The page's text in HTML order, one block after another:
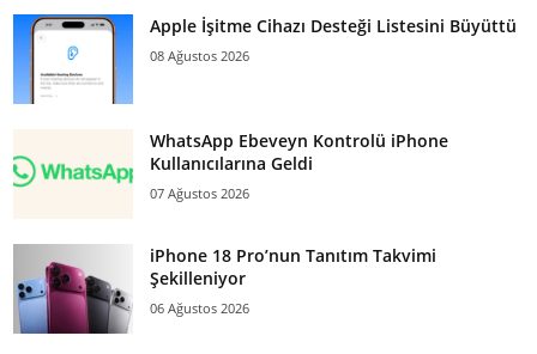
Apple İşitme Cihazı Desteği Listesini Büyüttü
08 Ağustos 2026
WhatsApp Ebeveyn Kontrolü iPhone
Kullanıcılarına Geldi
07 Ağustos 2026
iPhone 18 Pro’nun Tanıtım Takvimi
Şekilleniyor
06 Ağustos 2026